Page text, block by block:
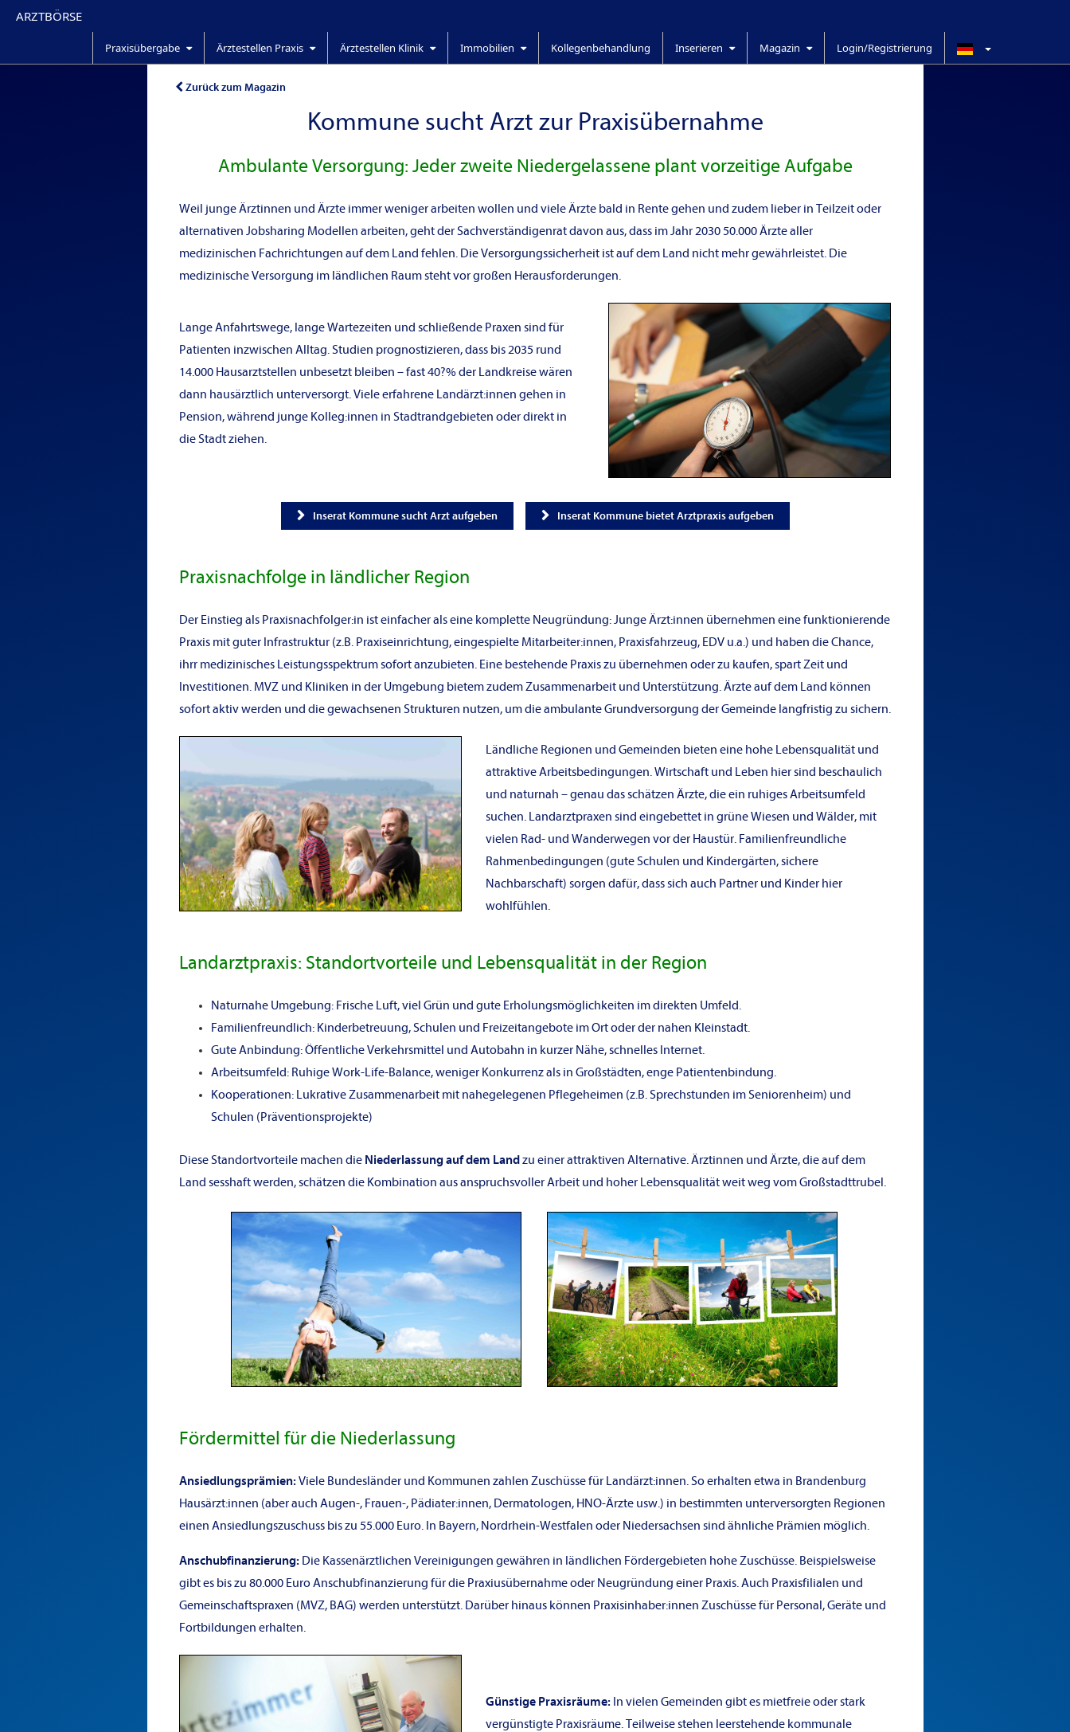
ARZTBÖRSE
Praxisübergabe Ärztestellen Praxis Ärztestellen Klinik Immobilien Kollegenbehandlung Inserieren Magazin Login/Registrierung
Zurück zum Magazin
Kommune sucht Arzt zur Praxisübernahme
Ambulante Versorgung: Jeder zweite Niedergelassene plant vorzeitige Aufgabe
Weil junge Ärztinnen und Ärzte immer weniger arbeiten wollen und viele Ärzte bald in Rente gehen und zudem lieber in Teilzeit oder
alternativen Jobsharing Modellen arbeiten, geht der Sachverständigenrat davon aus, dass im Jahr 2030 50.000 Ärzte aller
medizinischen Fachrichtungen auf dem Land fehlen. Die Versorgungssicherheit ist auf dem Land nicht mehr gewährleistet. Die
medizinische Versorgung im ländlichen Raum steht vor großen Herausforderungen.
Lange Anfahrtswege, lange Wartezeiten und schließende Praxen sind für
Patienten inzwischen Alltag.Studien prognostizieren, dass bis 2035 rund
14.000 Hausarztstellen unbesetzt bleiben – fast 40?% der Landkreise wären
dann hausärztlich unterversorgt. Viele erfahrene Landärzt:innen gehen in
Pension, während junge Kolleg:innen in Stadtrandgebieten oder direkt in
die Stadt ziehen.
Inserat Kommune sucht Arzt aufgeben Inserat Kommune bietet Arztpraxis aufgeben
Praxisnachfolge in ländlicher Region
Der Einstieg als Praxisnachfolger:in ist einfacher als eine komplette Neugründung: Junge Ärzt:innen übernehmen eine funktionierende
Praxis mit guter Infrastruktur (z.B. Praxiseinrichtung, eingespielte Mitarbeiter:innen, Praxisfahrzeug, EDV u.a.) und haben die Chance,
ihrr medizinisches Leistungsspektrum sofort anzubieten. Eine bestehende Praxis zu übernehmen oder zu kaufen, spart Zeit und
Investitionen. MVZ und Kliniken in der Umgebung bietem zudem Zusammenarbeit und Unterstützung. Ärzte auf dem Land können
sofort aktiv werden und die gewachsenen Strukturen nutzen, um die ambulante Grundversorgung der Gemeinde langfristig zu sichern.
Ländliche Regionen und Gemeinden bieten eine hohe Lebensqualität und
attraktive Arbeitsbedingungen. Wirtschaft und Leben hier sind beschaulich
und naturnah – genau das schätzen Ärzte, die ein ruhiges Arbeitsumfeld
suchen. Landarztpraxen sind eingebettet in grüne Wiesen und Wälder, mit
vielen Rad- und Wanderwegen vor der Haustür. Familienfreundliche
Rahmenbedingungen (gute Schulen und Kindergärten, sichere
Nachbarschaft) sorgen dafür, dass sich auch Partner und Kinder hier
wohlfühlen.
Landarztpraxis: Standortvorteile und Lebensqualität in der Region
Naturnahe Umgebung: Frische Luft, viel Grün und gute Erholungsmöglichkeiten im direkten Umfeld.
Familienfreundlich: Kinderbetreuung, Schulen und Freizeitangebote im Ort oder der nahen Kleinstadt.
Gute Anbindung: Öffentliche Verkehrsmittel und Autobahn in kurzer Nähe, schnelles Internet.
Arbeitsumfeld: Ruhige Work-Life-Balance, weniger Konkurrenz als in Großstädten, enge Patientenbindung.
Kooperationen: Lukrative Zusammenarbeit mit nahegelegenen Pflegeheimen (z.B. Sprechstunden im Seniorenheim) und
Schulen (Präventionsprojekte)
Diese Standortvorteile machen die Niederlassung auf dem Landzu einer attraktiven Alternative. Ärztinnen und Ärzte, die auf dem
Land sesshaft werden, schätzen die Kombination aus anspruchsvoller Arbeit und hoher Lebensqualität weit weg vom Großstadttrubel.
Fördermittel für die Niederlassung
Ansiedlungsprämien:Viele Bundesländer und Kommunen zahlen Zuschüsse für Landärzt:innen. So erhalten etwa in Brandenburg
Hausärzt:innen (aber auch Augen-, Frauen-, Pädiater:innen, Dermatologen, HNO-Ärzte usw.) in bestimmten unterversorgten Regionen
einen Ansiedlungszuschuss bis zu 55.000 Euro. In Bayern, Nordrhein-Westfalen oder Niedersachsen sind ähnliche Prämien möglich.
Anschubfinanzierung:Die Kassenärztlichen Vereinigungen gewähren in ländlichen Fördergebieten hohe Zuschüsse. Beispielsweise
gibt es bis zu 80.000 Euro Anschubfinanzierung für die Praxiusübernahme oder Neugründung einer Praxis. Auch Praxisfilialen und
Gemeinschaftspraxen (MVZ, BAG) werden unterstützt. Darüber hinaus können Praxisinhaber:innen Zuschüsse für Personal, Geräte und
Fortbildungen erhalten.
Günstige Praxisräume:In vielen Gemeinden gibt es mietfreie oder stark
vergünstigte Praxisräume. Teilweise stehen leerstehende kommunale